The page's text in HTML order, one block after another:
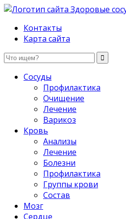
Здоровые сосуды, лечение и
Контакты
Карта сайта
Сосуды
Профилактика
Очищение
Лечение
Варикоз
Кровь
Анализы
Лечение
Болезни
Профилактика
Группы крови
Состав
Мозг
Сердце